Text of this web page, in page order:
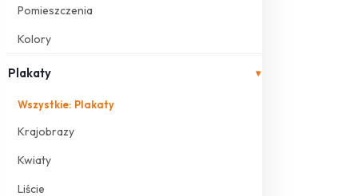
Pomieszczenia
Kolory
Plakaty ▾
Wszystkie: Plakaty
Krajobrazy
Kwiaty
Liście